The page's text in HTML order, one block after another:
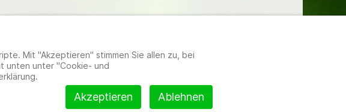
Mit "Akzeptieren" stimmen Sie allen zu, bei
unten unter "Cookie- und
Akzeptieren Ablehnen